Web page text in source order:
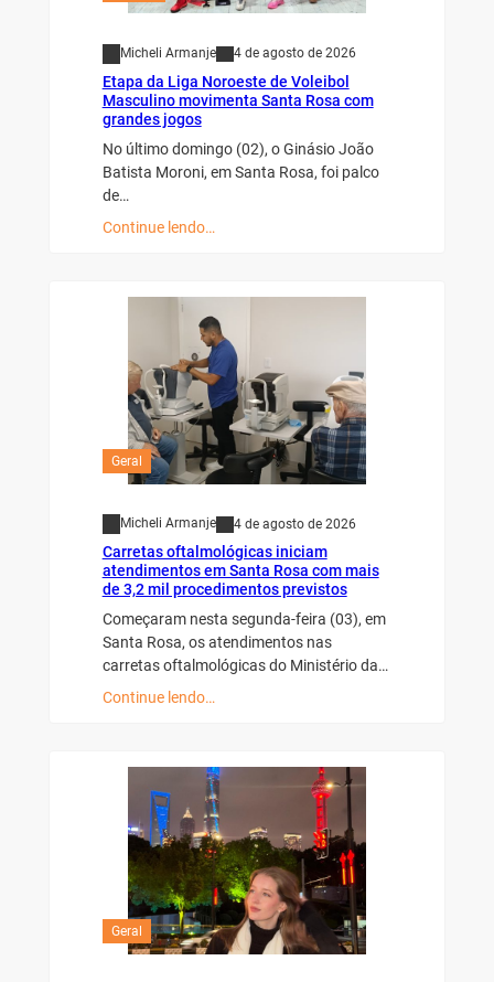
Micheli Armanje 4 de agosto de 2026
Etapa da Liga Noroeste de Voleibol
Masculino movimenta Santa Rosa com
grandes jogos
No último domingo (02), o Ginásio João
Batista Moroni, em Santa Rosa, foi palco
de…
Continue lendo…
Geral
Micheli Armanje 4 de agosto de 2026
Carretas oftalmológicas iniciam
atendimentos em Santa Rosa com mais
de 3,2 mil procedimentos previstos
Começaram nesta segunda-feira (03), em
Santa Rosa, os atendimentos nas
carretas oftalmológicas do Ministério da…
Continue lendo…
Geral